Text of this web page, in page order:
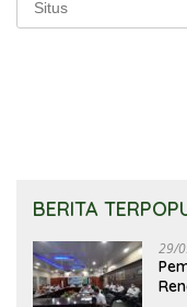
BERITA
29/